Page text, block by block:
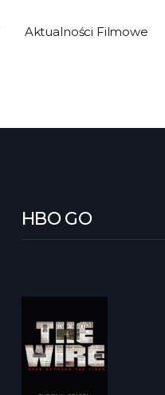
Aktualności Filmowe
HBO GO